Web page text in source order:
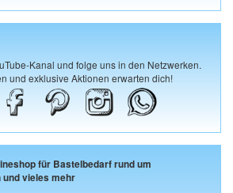
Kanal und folge uns in den Netzwerken.
und exklusive Aktionen erwarten dich!
für Bastelbedarf rund um
vieles mehr